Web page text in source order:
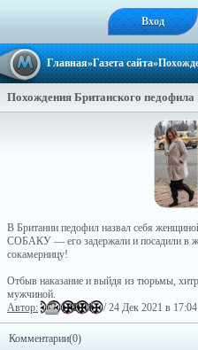
Вход
Главная»Газета сайта
Похождения Британского педофила
В Британии педофил назвал себя
СОБАКУ — его задержали и посадили в
сокамерницу!
Отбыв наказание и выйдя из тюрьмы,
мужчиной.
Автор:
L4RR1 / 24 Дек 2021 в
Комментарии(0)